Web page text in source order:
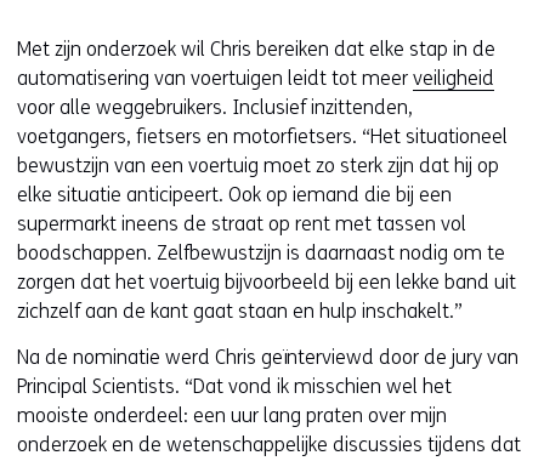
Met zijn onderzoek wil Chris bereiken dat elke stap in de
automatisering van voertuigen leidt tot meer veiligheid
voor alle weggebruikers. Inclusief inzittenden,
voetgangers, fietsers en motorfietsers. “Het situationeel
bewustzijn van een voertuig moet zo sterk zijn dat hij op
elke situatie anticipeert. Ook op iemand die bij een
supermarkt ineens de straat op rent met tassen vol
boodschappen. Zelfbewustzijn is daarnaast nodig om te
zorgen dat het voertuig bijvoorbeeld bij een lekke band uit
zichzelf aan de kant gaat staan en hulp inschakelt.”
Na de nominatie werd Chris geïnterviewd door de jury van
Principal Scientists. “Dat vond ik misschien wel het
mooiste onderdeel: een uur lang praten over mijn
onderzoek en de wetenschappelijke discussies tijdens dat